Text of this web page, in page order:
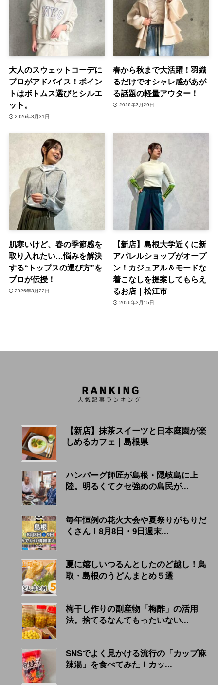
大人のスウェットコーデに
プロがアドバイス！ポイン
トはボトムス選びとシルエ
ット。
2026年3月31日
春から秋まで大活躍！羽織
るだけでオシャレ感があが
る話題の軽量アウター！
2026年3月29日
肌寒いけど、春の季節感を
取り入れたい…悩みを解決
する“トップスの選び方”を
プロが伝授！
2026年3月22日
【新店】島根大学近くに新
アパレルショップがオープ
ン！カジュアル＆モードな
着こなしを提案してもらえ
るお店｜松江市
2026年3月15日
【新店】抹茶スイーツと日本庭園が楽
しめるカフェ｜島根県
ハンバーグ師匠が島根・隠岐島に上
陸。明るくてクセ強めの島民が...
毎年恒例の花火大会や夏祭りがもりだ
くさん！8月8日・9日週末...
夏に嬉しいつるんとしたのど越し！鳥
取・島根のうどんまとめ５選
梅干し作りの副産物「梅酢」の活用
法。捨てるなんてもったいない...
SNSでよく見かける流行の「カップ麻
辣湯」を食べてみた！カッ...